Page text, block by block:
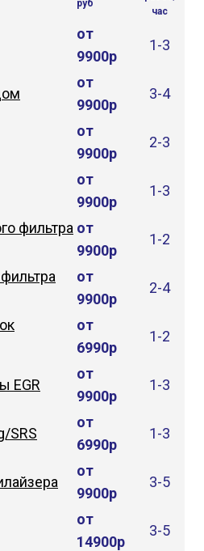
руб
час
от
9900р
1-3
от
9900р
3-4
от
9900р
2-3
от
9900р
1-3
фильтра от
9900р
1-2
от
9900р
2-4
от
6990р
1-2
EGR
от
9900р
1-3
SRS
от
6990р
1-3
от
9900р
3-5
от
14900р
3-5